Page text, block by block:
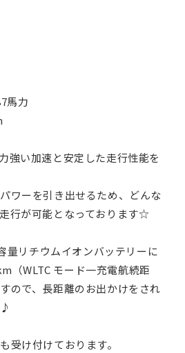
馬力
強い加速と安定した走行性能を
ワーを引き出せるため、どんな
行が可能となっております☆
量リチウムイオンバッテリーに
（WLTC モード一充電航続距
ので、長距離のお出かけをされ
受け付けております。